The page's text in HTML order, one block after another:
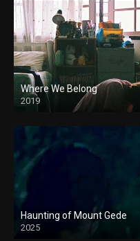
Where We Belong
2019
Haunting of Mount Gede
2025